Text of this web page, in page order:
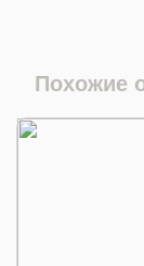
Похожие